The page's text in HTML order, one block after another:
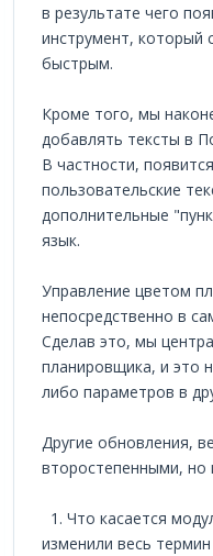
в результате чего
инструмент, который
быстрым.
Кроме того, мы
добавлять тексты в
В частности,
пользовательские
дополнительные
язык.
Управление цветом
непосредственно в
Сделав это, мы
планировщика, и это
либо параметров в
Другие обновления,
второстепенными, но
1. Что касается
изменили весь